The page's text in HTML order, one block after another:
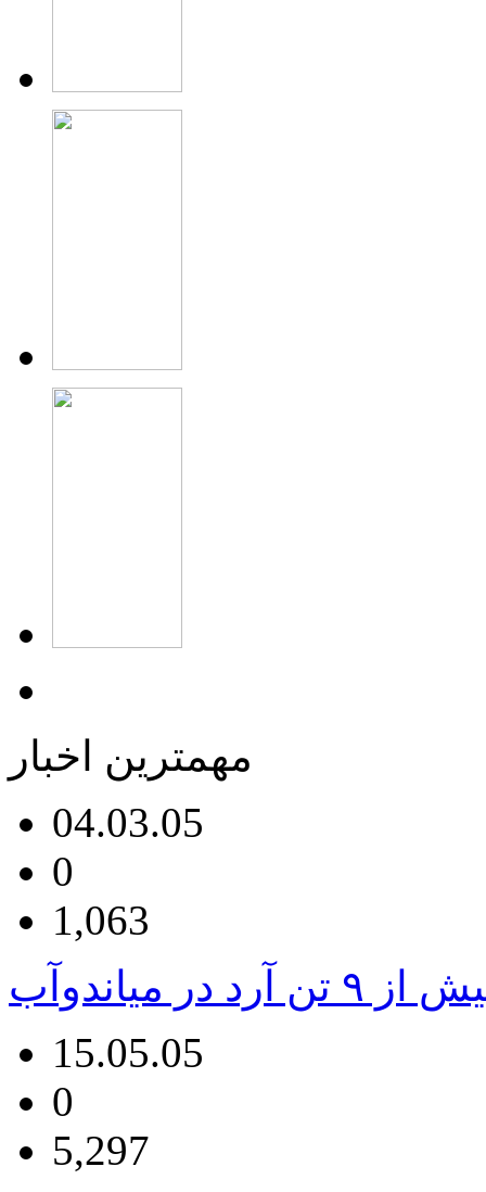
مهمترین اخبار
04.03.05
0
1,063
در میاندوآب
15.05.05
0
5,297